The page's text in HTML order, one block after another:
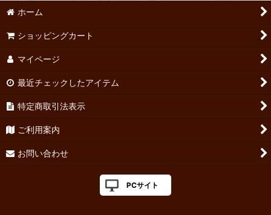
ホーム
ショッピングカート
マイページ
最近チェックしたアイテム
特定商取引法表示
ご利用案内
お問い合わせ
PCサイト